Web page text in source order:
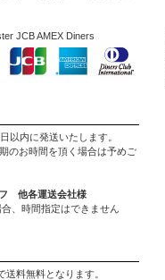
JCB AMEX Diners
以内に発送いたします。
のお時間を頂く場合は予めご
他各運送会社様
、時間指定はできません
料無料となります。